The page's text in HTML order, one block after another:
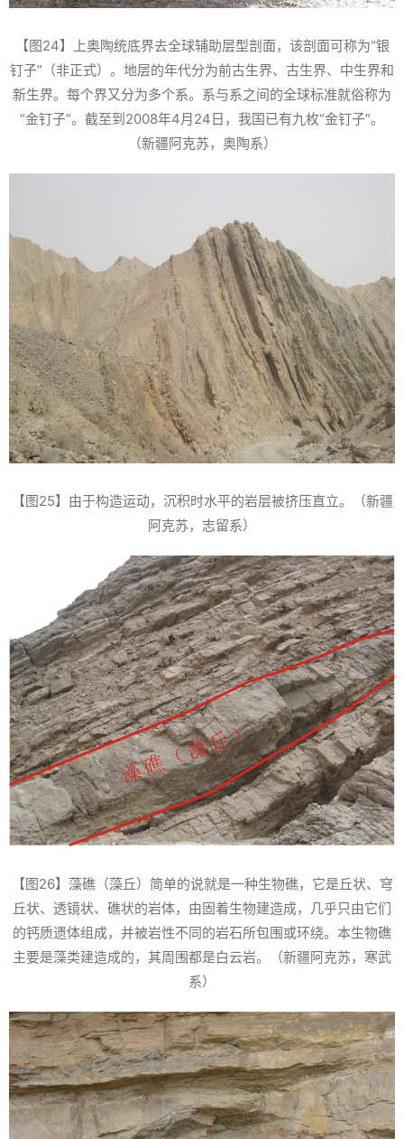
【图24】上奥陶统底界去全球辅助层型剖面，该剖面可称为“银
钉子”（非正式）。地层的年代分为前古生界、古生界、中生界和
新生界。每个界又分为多个系。系与系之间的全球标准就俗称为
“金钉子”。截至到2008年4月24日，我国已有九枚“金钉子”。
（新疆阿克苏，奥陶系）
【图25】由于构造运动，沉积时水平的岩层被挤压直立。（新疆
阿克苏，志留系）
【图26】藻礁（藻丘）简单的说就是一种生物礁，它是丘状、穹
丘状、透镜状、礁状的岩体，由固着生物建造成，几乎只由它们
的钙质遗体组成，并被岩性不同的岩石所包围或环绕。本生物礁
主要是藻类建造成的，其周围都是白云岩。（新疆阿克苏，寒武
系）